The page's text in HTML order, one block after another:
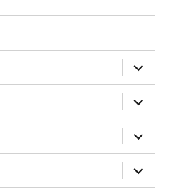
öffnen
öffnen
öffnen
öffnen